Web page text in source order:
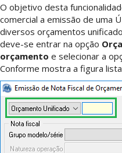
O objetivo desta
comercial a emissão de uma
diversos orçamentos
deve-se entrar na opção
orçamento e selecionar a
Conforme mostra a figura